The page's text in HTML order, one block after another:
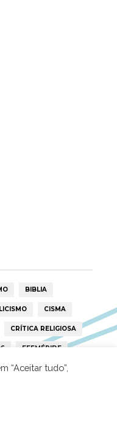
BIBLIA
CISMA
CRÍTICA RELIGIOSA
EFEMÉRIDE
FILOSOFIA
“Aceitar tudo”,